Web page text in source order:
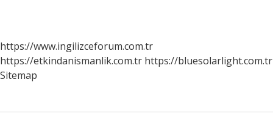
https://www.ingilizceforum.com.tr
https://etkindanismanlik.com.tr https://bluesolarlight.com.tr
Sitemap